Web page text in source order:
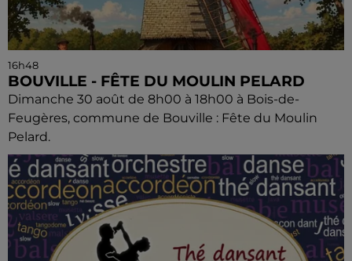
16h48
BOUVILLE - FÊTE DU MOULIN PELARD
Dimanche 30 août de 8h00 à 18h00 à Bois-de-
Feugères, commune de Bouville : Fête du Moulin
Pelard.